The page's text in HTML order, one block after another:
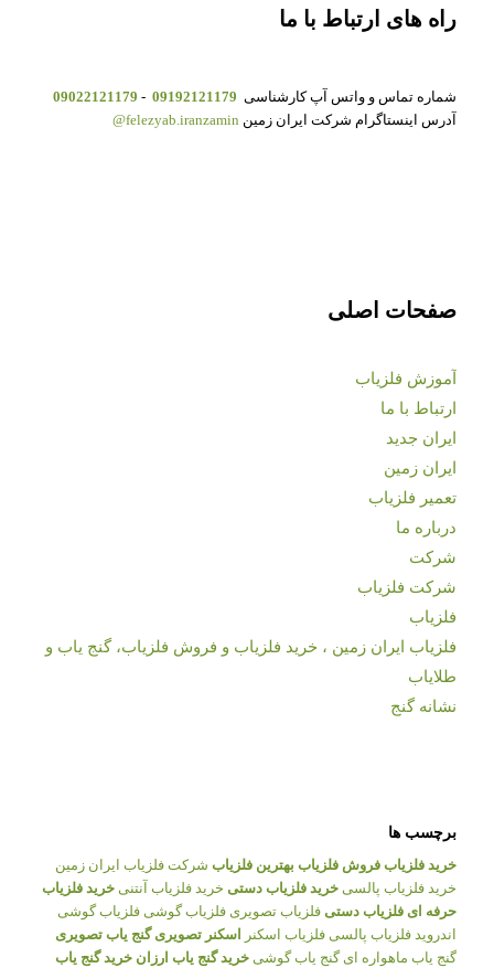
راه های ارتباط با ما
شماره تماس و واتس آپ کارشناسی 09192121179
-
09022121179
آدرس اینستاگرام شرکت ایران زمین felezyab.iranzamin@
صفحات اصلی
آموزش فلزیاب
ارتباط با ما
ایران جدید
ایران زمین
تعمیر فلزیاب
درباره ما
شرکت
شرکت فلزیاب
فلزیاب
فلزیاب ایران زمین ، خرید فلزیاب و فروش فلزیاب، گنج یاب و
طلایاب
نشانه گنج
برچسب ها
خرید فلزیاب فروش فلزیاب بهترین فلزیاب شرکت فلزیاب ایران زمین
خرید فلزیاب پالسی خرید فلزیاب دستی خرید فلزیاب آنتنی خرید فلزیاب
حرفه ای فلزیاب دستی فلزیاب تصویری فلزیاب گوشی فلزیاب گوشی
اندروید فلزیاب پالسی فلزیاب اسکنر اسکنر تصویری گنج یاب تصویری
گنج یاب ماهواره ای گنج یاب گوشی خرید گنج یاب ارزان خرید گنج یاب